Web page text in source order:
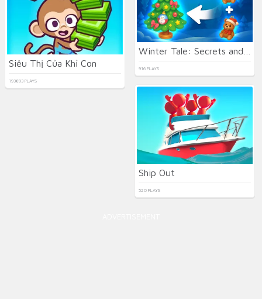
Siêu Thị Của Khỉ Con
193893 PLAYS
916 PLAYS
Ship Out
520 PLAYS